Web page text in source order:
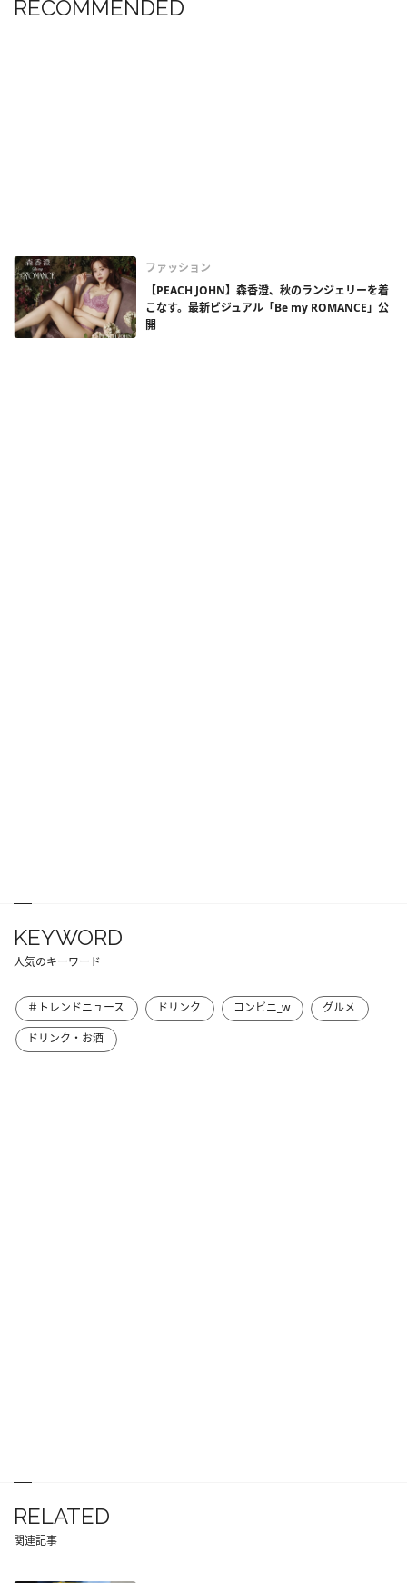
RECOMMENDED
ファッション
【PEACH JOHN】森香澄、秋のランジェリーを着
こなす。最新ビジュアル「Be my ROMANCE」公
開
KEYWORD
人気のキーワード
＃トレンドニュース ドリンク コンビニ_w
グルメ
ドリンク・お酒
RELATED
関連記事